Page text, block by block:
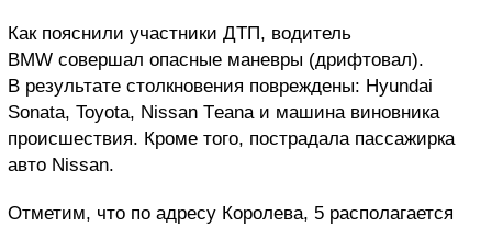
Как пояснили участники ДТП, водитель
BMW совершал опасные маневры (дрифтовал).
В результате столкновения повреждены: Hyundai
Sonata, Toyota, Nissan Тeana и машина виновника
происшествия. Кроме того, пострадала пассажирка
авто Nissan.
Отметим, что по адресу Королева, 5 располагается